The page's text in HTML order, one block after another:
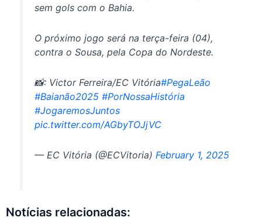
sem gols com o Bahia.
O próximo jogo será na terça-feira (04),
contra o Sousa, pela Copa do Nordeste.
📸: Victor Ferreira/EC Vitória#PegaLeão
#Baianão2025 #PorNossaHistória
#JogaremosJuntos
pic.twitter.com/AGbyTOJjVC
— EC Vitória (@ECVitoria) February 1, 2025
Notícias relacionadas: